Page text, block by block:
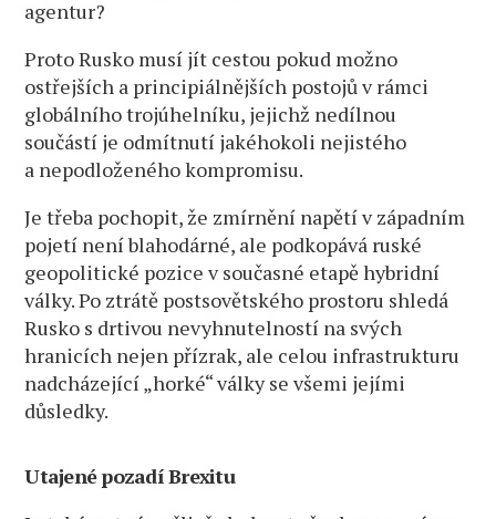
agentur?
Proto Rusko musí jít cestou pokud možno
ostřejších a principiálnějších postojů v rámci
globálního trojúhelníku, jejichž nedílnou
součástí je odmítnutí jakéhokoli nejistého
a nepodloženého kompromisu.
Je třeba pochopit, že zmírnění napětí v západním
pojetí není blahodárné, ale podkopává ruské
geopolitické pozice v současné etapě hybridní
války. Po ztrátě postsovětského prostoru shledá
Rusko s drtivou nevyhnutelností na svých
hranicích nejen přízrak, ale celou infrastrukturu
nadcházející „horké“ války se všemi jejími
důsledky.
Utajené pozadí Brexitu